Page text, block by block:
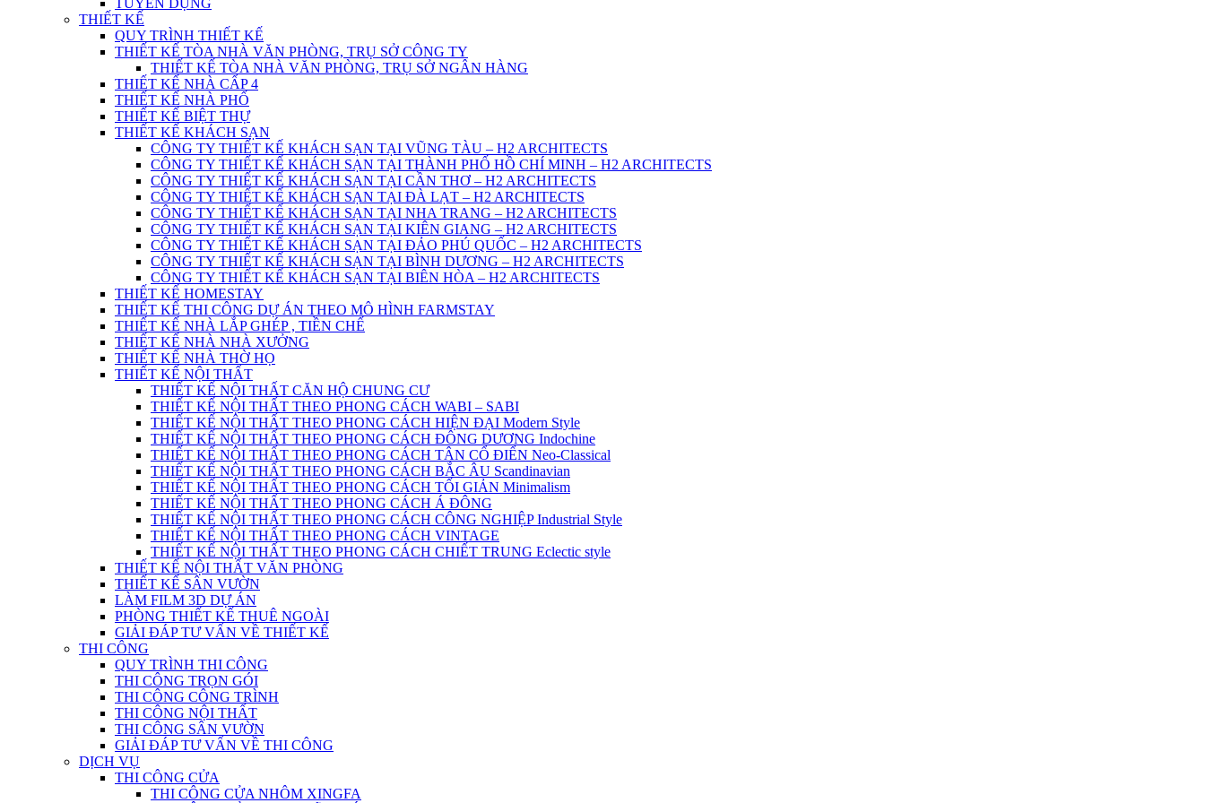
TUYỂN DỤNG
THIẾT KẾ
QUY TRÌNH THIẾT KẾ
THIẾT KẾ TÒA NHÀ VĂN PHÒNG, TRỤ SỞ CÔNG TY
THIẾT KẾ TÒA NHÀ VĂN PHÒNG, TRỤ SỞ NGÂN HÀNG
THIẾT KẾ NHÀ CẤP 4
THIẾT KẾ NHÀ PHỐ
THIẾT KẾ BIỆT THỰ
THIẾT KẾ KHÁCH SẠN
CÔNG TY THIẾT KẾ KHÁCH SẠN TẠI VŨNG TÀU – H2 ARCHITECTS
CÔNG TY THIẾT KẾ KHÁCH SẠN TẠI THÀNH PHỐ HỒ CHÍ MINH – H2 ARCHITECTS
CÔNG TY THIẾT KẾ KHÁCH SẠN TẠI CẦN THƠ – H2 ARCHITECTS
CÔNG TY THIẾT KẾ KHÁCH SẠN TẠI ĐÀ LẠT – H2 ARCHITECTS
CÔNG TY THIẾT KẾ KHÁCH SẠN TẠI NHA TRANG – H2 ARCHITECTS
CÔNG TY THIẾT KẾ KHÁCH SẠN TẠI KIÊN GIANG – H2 ARCHITECTS
CÔNG TY THIẾT KẾ KHÁCH SẠN TẠI ĐẢO PHÚ QUỐC – H2 ARCHITECTS
CÔNG TY THIẾT KẾ KHÁCH SẠN TẠI BÌNH DƯƠNG – H2 ARCHITECTS
CÔNG TY THIẾT KẾ KHÁCH SẠN TẠI BIÊN HÒA – H2 ARCHITECTS
THIẾT KẾ HOMESTAY
THIẾT KẾ THI CÔNG DỰ ÁN THEO MÔ HÌNH FARMSTAY
THIẾT KẾ NHÀ LẮP GHÉP , TIỀN CHẾ
THIẾT KẾ NHÀ NHÀ XƯỞNG
THIẾT KẾ NHÀ THỜ HỌ
THIẾT KẾ NỘI THẤT
THIẾT KẾ NỘI THẤT CĂN HỘ CHUNG CƯ
THIẾT KẾ NỘI THẤT THEO PHONG CÁCH WABI – SABI
THIẾT KẾ NỘI THẤT THEO PHONG CÁCH HIỆN ĐẠI Modern Style
THIẾT KẾ NỘI THẤT THEO PHONG CÁCH ĐÔNG DƯƠNG Indochine
THIẾT KẾ NỘI THẤT THEO PHONG CÁCH TÂN CỔ ĐIỂN Neo-Classical
THIẾT KẾ NỘI THẤT THEO PHONG CÁCH BẮC ÂU Scandinavian
THIẾT KẾ NỘI THẤT THEO PHONG CÁCH TỐI GIẢN Minimalism
THIẾT KẾ NỘI THẤT THEO PHONG CÁCH Á ĐÔNG
THIẾT KẾ NỘI THẤT THEO PHONG CÁCH CÔNG NGHIỆP Industrial Style
THIẾT KẾ NỘI THẤT THEO PHONG CÁCH VINTAGE
THIẾT KẾ NỘI THẤT THEO PHONG CÁCH CHIẾT TRUNG Eclectic style
THIẾT KẾ NỘI THẤT VĂN PHÒNG
THIẾT KẾ SÂN VƯỜN
LÀM FILM 3D DỰ ÁN
PHÒNG THIẾT KẾ THUÊ NGOÀI
GIẢI ĐÁP TƯ VẤN VỀ THIẾT KẾ
THI CÔNG
QUY TRÌNH THI CÔNG
THI CÔNG TRỌN GÓI
THI CÔNG CÔNG TRÌNH
THI CÔNG NỘI THẤT
THI CÔNG SÂN VƯỜN
GIẢI ĐÁP TƯ VẤN VỀ THI CÔNG
DỊCH VỤ
THI CÔNG CỬA
THI CÔNG CỬA NHÔM XINGFA